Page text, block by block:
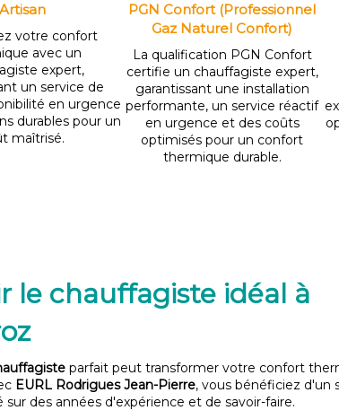
Artisan
votre confort
avec un
expert,
un service de
en urgence
durables pour un
maîtrisé.
PGN Confort (Professionnel
Gaz Naturel Confort)
La qualification PGN Confort
certifie un chauffagiste expert,
garantissant une installation
performante, un service réactif
en urgence et des coûts
optimisés pour un confort
thermique durable.
le chauffagiste idéal à
parfait peut transformer votre confort
EURL Rodrigues Jean-Pierre, vous bénéficiez d'un
sur des années d'expérience et de savoir-faire.